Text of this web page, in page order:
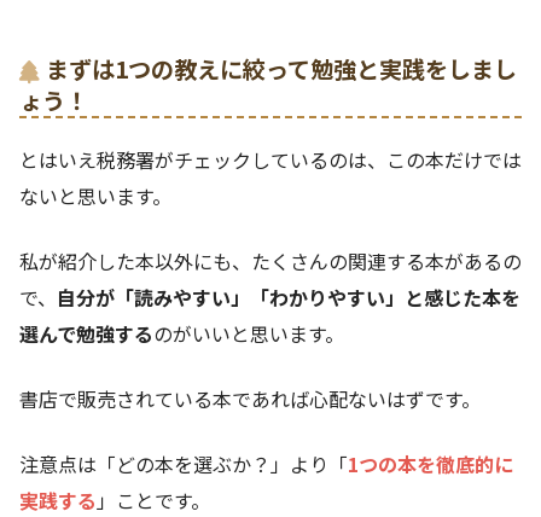
まずは1つの教えに絞って勉強と実践をしまし
ょう！
とはいえ税務署がチェックしているのは、この本だけでは
ないと思います。
私が紹介した本以外にも、たくさんの関連する本があるの
で、 自分が「読みやすい」「わかりやすい」と感じた本を
選んで勉強するのがいいと思います。
書店で販売されている本であれば心配ないはずです。
注意点は「どの本を選ぶか？」より「1つの本を徹底的に
実践する」ことです。